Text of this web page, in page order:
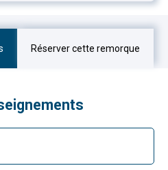
Réserver cette remorque